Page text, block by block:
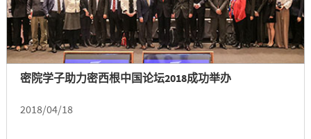
密院学子助力密西根中国论坛2018成功举办
2018/04/18